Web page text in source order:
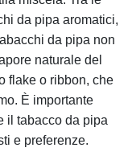
da pipa aromatici,
da pipa non
naturale del
flake o ribbon, che
È importante
il tabacco da pipa
e preferenze.